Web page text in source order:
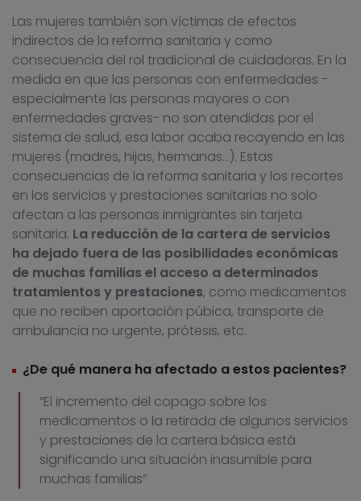
Las mujeres también son víctimas de efectos
indirectos de la reforma sanitaria y como
consecuencia del rol tradicional de cuidadoras. En la
medida en que las personas con enfermedades -
especialmente las personas mayores o con
enfermedades graves- no son atendidas por el
sistema de salud, esa labor acaba recayendo en las
mujeres (madres, hijas, hermanas…). Estas
consecuencias de la reforma sanitaria y los recortes
en los servicios y prestaciones sanitarias no solo
afectan a las personas inmigrantes sin tarjeta
sanitaria. La reducción de la cartera de servicios
ha dejado fuera de las posibilidades económicas
de muchas familias el acceso a determinados
tratamientos y prestaciones, como medicamentos
que no reciben aportación púbica, transporte de
ambulancia no urgente, prótesis, etc.
¿De qué manera ha afectado a estos pacientes?
“El incremento del copago sobre los
medicamentos o la retirada de algunos servicios
y prestaciones de la cartera básica está
significando una situación inasumible para
muchas familias”